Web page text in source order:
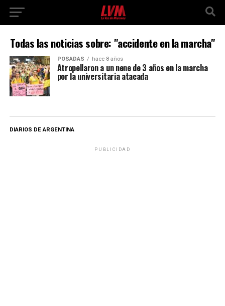
Todas las noticias sobre: "accidente en la marcha"
POSADAS hace 8 años
Atropellaron a un nene de 3 años en la marcha
por la universitaria atacada
DIARIOS DE ARGENTINA
PUBLICIDAD